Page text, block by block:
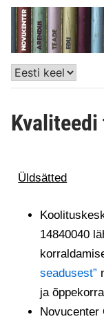
Üldsätted
14840040
seadusest”
ja
Novucenter